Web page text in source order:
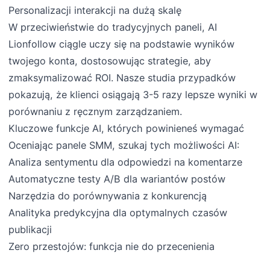
Personalizacji interakcji na dużą skalę
W przeciwieństwie do tradycyjnych paneli, AI
Lionfollow ciągle uczy się na podstawie wyników
twojego konta, dostosowując strategie, aby
zmaksymalizować ROI. Nasze studia przypadków
pokazują, że klienci osiągają 3-5 razy lepsze wyniki w
porównaniu z ręcznym zarządzaniem.
Kluczowe funkcje AI, których powinieneś wymagać
Oceniając panele SMM, szukaj tych możliwości AI:
Analiza sentymentu dla odpowiedzi na komentarze
Automatyczne testy A/B dla wariantów postów
Narzędzia do porównywania z konkurencją
Analityka predykcyjna dla optymalnych czasów
publikacji
Zero przestojów: funkcja nie do przecenienia